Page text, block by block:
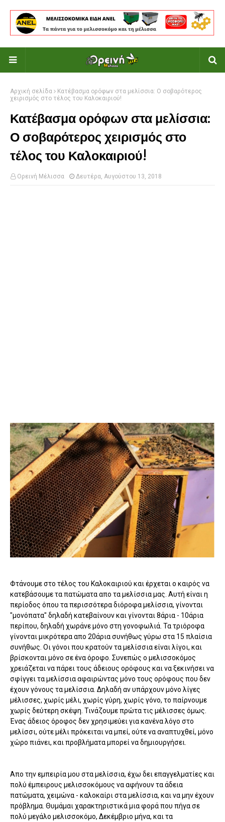
Αρχική σελίδα
Κατέβασμα ορόφων στα μελίσσια: Ο σοβαρότερος
χειρισμός στο τέλος του Καλοκαιριού!
Κατέβασμα ορόφων στα μελίσσια:
Ο σοβαρότερος χειρισμός στο
τέλος του Καλοκαιριού!
Ορεινή Μέλισσα Δευτέρα, Αυγούστου 13, 2018
Φτάνουμε στο τέλος του Καλοκαιριού και έρχεται ο καιρός να
κατεβάσουμε τα πατώματα απο τα μελίσσια μας. Αυτή είναι η
περίοδος όπου τα περισσότερα διόροφα μελίσσια, γίνονται
"μονόπατα" δηλαδή κατεβαίνουν και γίνονται 8άρια - 10άρια
περίπου, δηλαδή χωράνε μόνο στη γονοφωλιά. Τα τριόροφα
γίνονται μικρότερα απο 20άρια συνήθως γύρω στα 15 πλαίσια
συνήθως. Οι γόνοι που κρατούν τα μελίσσια είναι λίγοι, και
βρίσκονται μόνο σε ένα όροφο. Συνεπώς ο μελισσοκόμος
χρειάζεται να πάρει τους άδειους ορόφους και να ξεκινήσει να
σφίγγει τα μελίσσια αφαιρώντας μόνο τους ορόφους που δεν
έχουν γόνους τα μελίσσια. Δηλαδή αν υπάρχουν μόνο λίγες
μέλισσες, χωρίς μέλι, χωρίς γύρη, χωρίς γόνο, το παίρνουμε
χωρίς δεύτερη σκέψη. Τινάζουμε πρώτα τις μέλισσες όμως.
Ένας άδειος όροφος δεν χρησιμεύει για κανένα λόγο στο
μελίσσι, ούτε μέλι πρόκειται να μπεί, ούτε να αναπτυχθεί, μόνο
χώρο πιάνει, και προβλήματα μπορεί να δημιουργήσει.
Απο την εμπειρία μου στα μελίσσια, έχω δει επαγγελματίες και
πολύ έμπειρους μελισσοκόμους να αφήνουν τα άδεια
πατώματα, χειμώνα - καλοκαίρι στα μελίσσια, και να μην έχουν
πρόβλημα. Θυμάμαι χαρακτηριστικά μια φορά που πήγα σε
πολύ μεγάλο μελισσοκόμο, Δεκέμβριο μήνα, και τα